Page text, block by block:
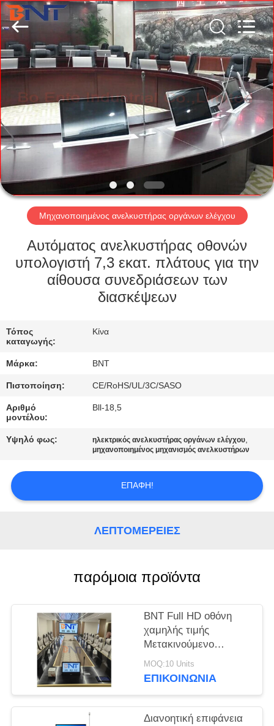
ΣΠΊΤΙ
ΠΡΟΪΌΝΤΑ
ΠΕΡΊΠΟΥ
ΕΜΕΊΣ
ΓΎΡΟΣ
ΕΡΓΟΣΤΑΣΊΩΝ
ΠΟΙΟΤΙΚΌΣ
ΈΛΕΓΧΟΣ
ΕΛΆΤΕ
ΣΕ
ΕΠΑΦΉ
ΕΙΔΉΣΕΙΣ
ΠΕΡΙΠΤΏΣΕΙΣ
PRIVACY
POLICY
Ente
Industrial
Co.,
Limited).
Rights
Reserved.
Developed
by
ECER
Μηχανοποιημένος ανελκυστήρας οργάνων ελέγχου
Αυτόματος ανελκυστήρας οθονών
υπολογιστή 7,3 εκατ. πλάτους για την
αίθουσα συνεδριάσεων των
διασκέψεων
Τόπος
καταγωγής:
Κίνα
Μάρκα: BNT
Πιστοποίηση: CE/RoHS/UL/3C/SASO
Αριθμό
μοντέλου:
Bll-18,5
Υψηλό φως: ηλεκτρικός ανελκυστήρας οργάνων ελέγχου,
μηχανοποιημένος μηχανισμός ανελκυστήρων
ΕΠΑΦΉ!
ΛΕΠΤΟΜΈΡΕΙΕΣ
παρόμοια προϊόντα
BNT Full HD οθόνη
χαμηλής τιμής
Μετακινούμενο
ανασυρόμενο
ανελκυστήρα οθόνης
συνεδριάσεων
MOQ:10 Units
ΕΠΙΚΟΙΝΩΝΊΑ
Διανοητική επιφάνεια